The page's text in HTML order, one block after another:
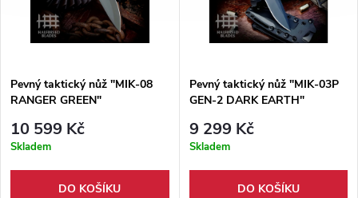
Pevný taktický nůž "MIK-08
RANGER GREEN"
10 599 Kč
Skladem
DO KOŠÍKU
Pevný taktický nůž "MIK-03P
GEN-2 DARK EARTH"
9 299 Kč
Skladem
DO KOŠÍKU